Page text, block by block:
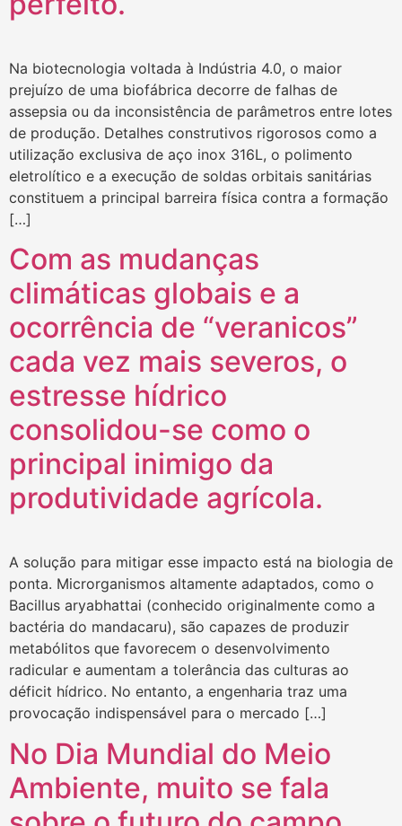
Na biotecnologia voltada à Indústria 4.0, o maior
prejuízo de uma biofábrica decorre de falhas de
assepsia ou da inconsistência de parâmetros entre lotes
de produção. Detalhes construtivos rigorosos como a
utilização exclusiva de aço inox 316L, o polimento
eletrolítico e a execução de soldas orbitais sanitárias
constituem a principal barreira física contra a formação
[…]
Com as mudanças
climáticas globais e a
ocorrência de “veranicos”
cada vez mais severos, o
estresse hídrico
consolidou-se como o
principal inimigo da
produtividade agrícola.
A solução para mitigar esse impacto está na biologia de
ponta. Microrganismos altamente adaptados, como o
Bacillus aryabhattai (conhecido originalmente como a
bactéria do mandacaru), são capazes de produzir
metabólitos que favorecem o desenvolvimento
radicular e aumentam a tolerância das culturas ao
déficit hídrico. No entanto, a engenharia traz uma
provocação indispensável para o mercado […]
No Dia Mundial do Meio
Ambiente, muito se fala